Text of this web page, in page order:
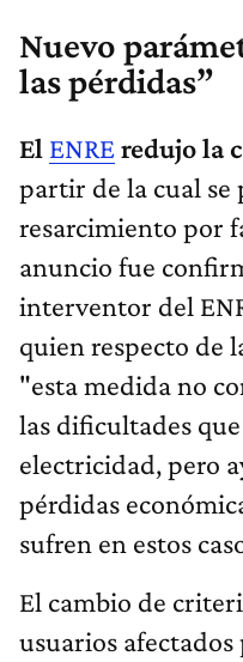
Nuevo
las pérdidas”
El ENREredujo la
partir de la cual se
resarcimiento por
anuncio fue
interventor del
quien respecto de
"esta medida no
las dificultades
electricidad, pero
pérdidas
sufren en estos
El cambio de
usuarios